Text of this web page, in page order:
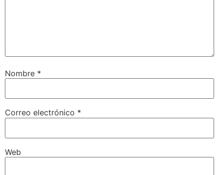
Nombre *
Correo electrónico *
Web